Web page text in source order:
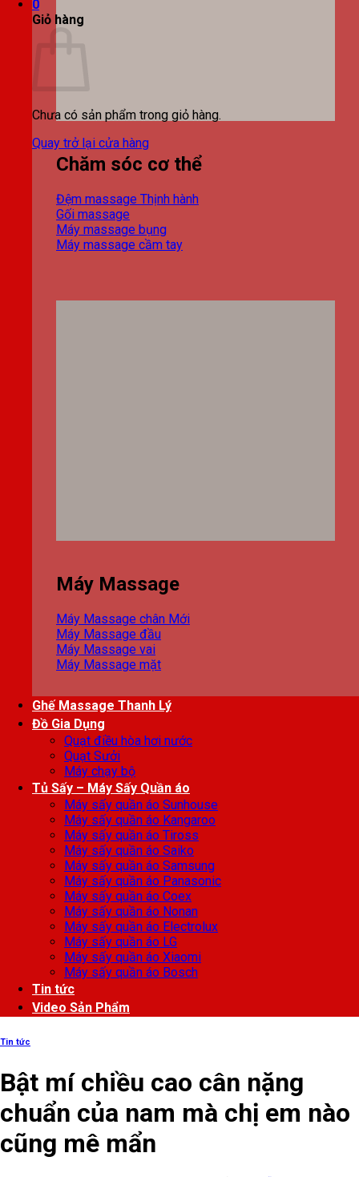
0
Giỏ hàng
Chưa có sản phẩm trong giỏ hàng.
Quay trở lại cửa hàng
Chăm sóc cơ thể
Đệm massage
Gối massage
Máy massage bụng
Máy massage cầm tay
Máy Massage
Máy Massage chân
Máy Massage đầu
Máy Massage vai
Máy Massage mặt
Ghế Massage Thanh Lý
Đồ Gia Dụng
Quạt điều hòa hơi nước
Quạt Sưởi
Máy chạy bộ
Tủ Sấy – Máy Sấy Quần áo
Máy sấy quần áo Sunhouse
Máy sấy quần áo Kangaroo
Máy sấy quần áo Tiross
Máy sấy quần áo Saiko
Máy sấy quần áo Samsung
Máy sấy quần áo Panasonic
Máy sấy quần áo Coex
Máy sấy quần áo Nonan
Máy sấy quần áo Electrolux
Máy sấy quần áo LG
Máy sấy quần áo Xiaomi
Máy sấy quần áo Bosch
Tin tức
Video Sản Phẩm
Tin tức
Bật mí chiều cao cân nặng
chuẩn của nam mà chị em nào
cũng mê mẩn